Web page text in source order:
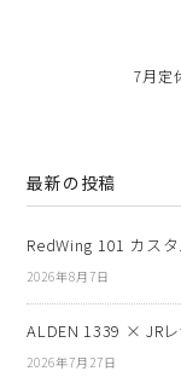
7月定
最新の投稿
RedWing 101 カスタ
2026年8月7日
ALDEN 1339 × JR
2026年7月27日